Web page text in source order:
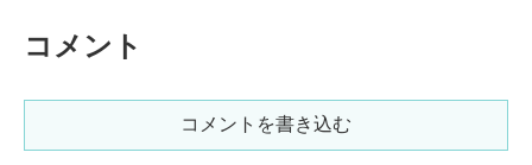
コメント
コメントを書き込む